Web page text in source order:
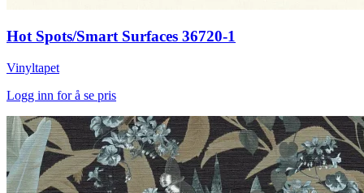
Hot Spots/Smart Surfaces 36720-1
Vinyltapet
Logg inn for å se pris